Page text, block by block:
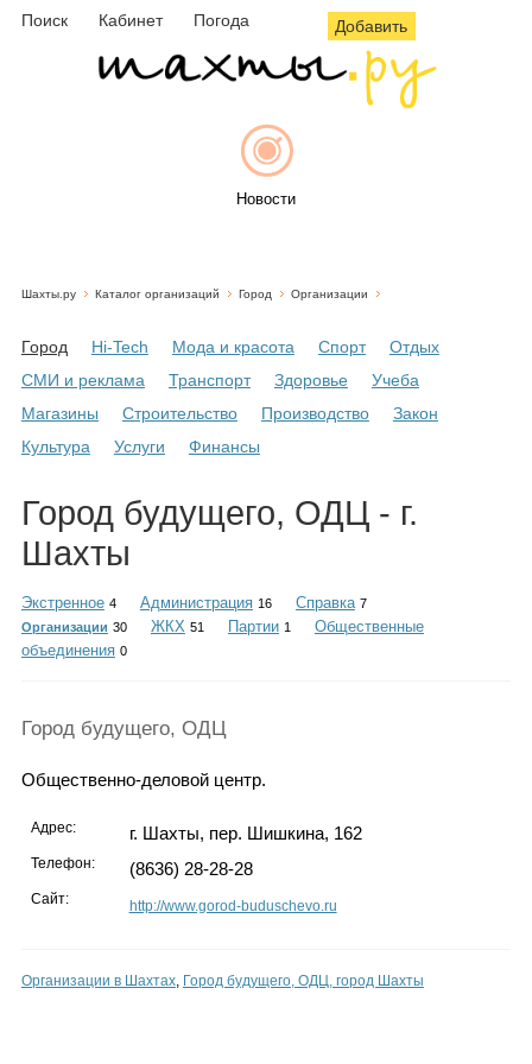
Поиск Кабинет Погода Добавить
Новости
Объявления
Карты
Фотогалерея
Шахты.ру Каталог организаций Город Организации
Город Hi-Tech Мода и красота Спорт
Отдых
СМИ и реклама
Транспорт Здоровье
Учеба
Магазины
Строительство Производство
Закон
Культура
Услуги Финансы
Город будущего, ОДЦ - г.
Шахты
Экстренное 4 Администрация 16 Справка 7
Организации 30 ЖКХ 51 Партии 1
Общественные
объединения 0
Город будущего, ОДЦ
Общественно-деловой центр.
Адрес: г. Шахты, пер. Шишкина, 162
Телефон: (8636) 28-28-28
Сайт: http://www.gorod-buduschevo.ru
Организации в Шахтах, Город будущего, ОДЦ, город Шахты